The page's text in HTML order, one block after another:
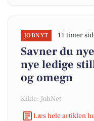
JOBNYT 11 timer
Savner du
nye ledige
og omegn
Kilde: JobNet
Læs hele artiklen